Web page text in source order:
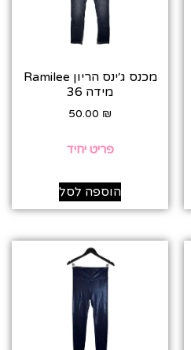
מכנס ג׳ינס הריון Ramilee
מידה 36
50.00 ₪
פריט יחיד
הוספה לסל